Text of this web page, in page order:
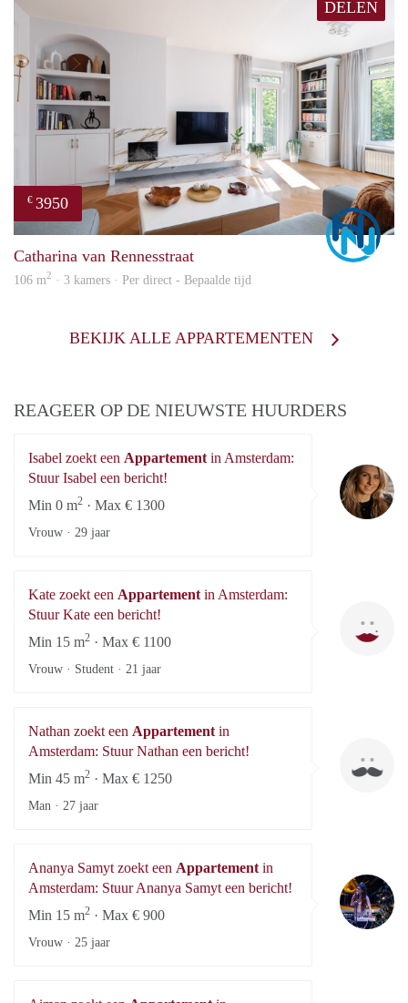
DELEN
€ 3950
Catharina van Rennesstraat
106 m2 · 3 kamers · Per direct - Bepaalde tijd
BEKIJK ALLE APPARTEMENTEN
REAGEER OP DE NIEUWSTE HUURDERS
Isabel zoekt een Appartement in Amsterdam:
Stuur Isabel een bericht!
Min 0 m2 · Max € 1300
Vrouw · 29 jaar
Kate zoekt een Appartement in Amsterdam:
Stuur Kate een bericht!
Min 15 m2 · Max € 1100
Vrouw · Student · 21 jaar
Nathan zoekt een Appartement in
Amsterdam: Stuur Nathan een bericht!
Min 45 m2 · Max € 1250
Man · 27 jaar
Ananya Samyt zoekt een Appartement in
Amsterdam: Stuur Ananya Samyt een bericht!
Min 15 m2 · Max € 900
Vrouw · 25 jaar